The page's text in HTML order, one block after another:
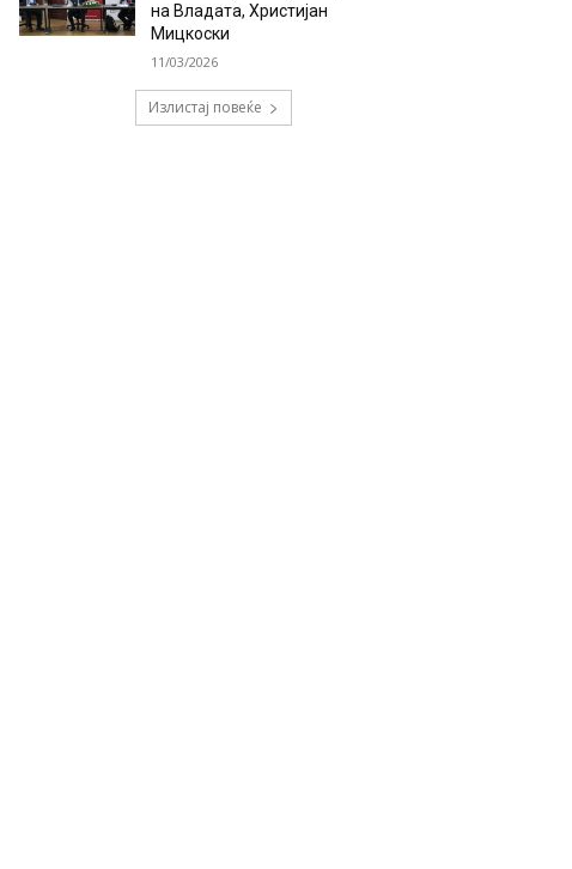
на Владата, Христијан
Мицкоски
11/03/2026
Излистај повеќе